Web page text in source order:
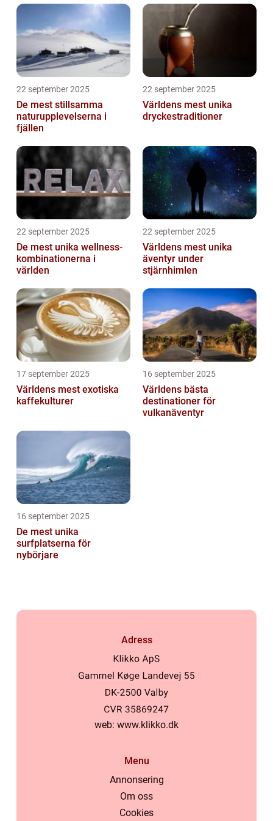
22 september 2025
De mest stillsamma
naturupplevelserna i
fjällen
22 september 2025
Världens mest unika
dryckestraditioner
22 september 2025
De mest unika wellness-
kombinationerna i
världen
22 september 2025
Världens mest unika
äventyr under
stjärnhimlen
17 september 2025
Världens mest exotiska
kaffekulturer
16 september 2025
Världens bästa
destinationer för
vulkanäventyr
16 september 2025
De mest unika
surfplatserna för
nybörjare
Adress
web: www.klikko.dk
Menu
Annonsering
Om oss
Cookies